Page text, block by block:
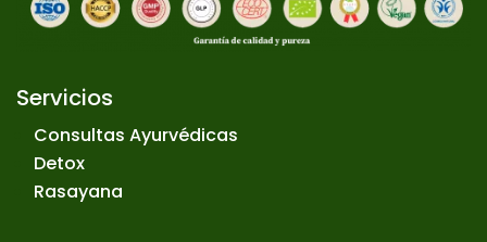
Servicios
Consultas Ayurvédicas
Detox
Rasayana